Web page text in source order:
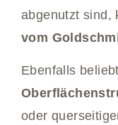
abgenutzt sind,
vom
Ebenfalls
oder